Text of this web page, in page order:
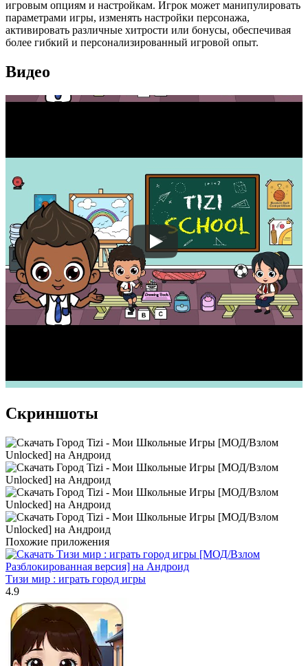
игровым опциям и настройкам. Игрок может манипулировать
параметрами игры, изменять настройки персонажа,
активировать различные хитрости или бонусы, обеспечивая
более гибкий и персонализированный игровой опыт.
Видео
Скриншоты
Похожие приложения
Тизи мир : играть город игры
4.9